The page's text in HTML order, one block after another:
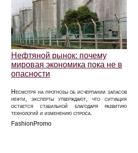
Нефтяной рынок: почему
мировая экономика пока не в
опасности
Несмотря на прогнозы об исчерпании запасов
нефти, эксперты утверждают, что ситуация
остается стабильной благодаря развитию
технологий и изменению спроса.
FashionPromo